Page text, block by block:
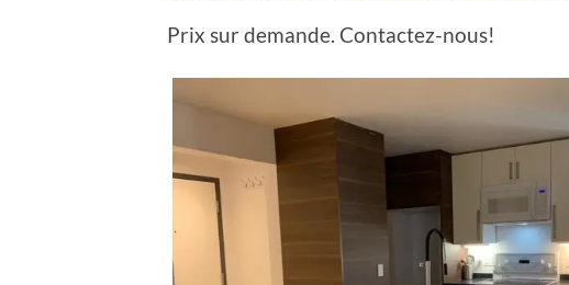
Prix sur demande. Contactez-nous!